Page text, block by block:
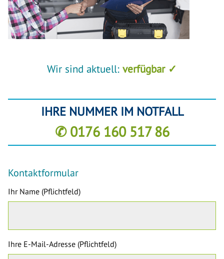
Wir sind aktuell: verfügbar ✓
IHRE NUMMER IM NOTFALL
✆ 0176 160 517 86
Kontaktformular
Ihr Name (Pflichtfeld)
Ihre E-Mail-Adresse (Pflichtfeld)